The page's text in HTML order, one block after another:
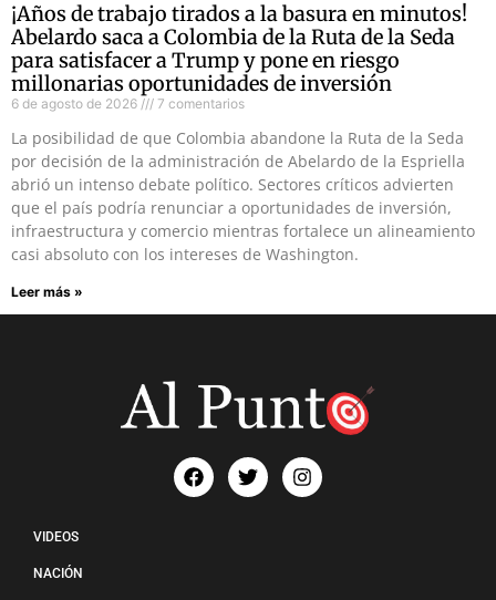
¡Años de trabajo tirados a la basura en minutos!
Abelardo saca a Colombia de la Ruta de la Seda
para satisfacer a Trump y pone en riesgo
millonarias oportunidades de inversión
6 de agosto de 2026 7 comentarios
La posibilidad de que Colombia abandone la Ruta de la Seda
por decisión de la administración de Abelardo de la Espriella
abrió un intenso debate político. Sectores críticos advierten
que el país podría renunciar a oportunidades de inversión,
infraestructura y comercio mientras fortalece un alineamiento
casi absoluto con los intereses de Washington.
Leer más »
VIDEOS
NACIÓN